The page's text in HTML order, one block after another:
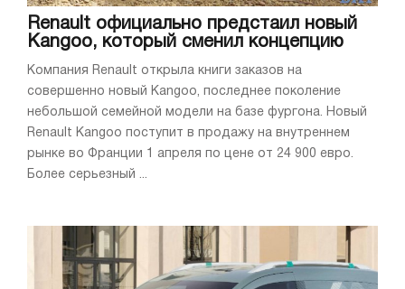
Renault официально предстаил новый
Kangoo, который сменил концепцию
Компания Renault открыла книги заказов на
совершенно новый Kangoo, последнее поколение
небольшой семейной модели на базе фургона. Новый
Renault Kangoo поступит в продажу на внутреннем
рынке во Франции 1 апреля по цене от 24 900 евро.
Более серьезный ...